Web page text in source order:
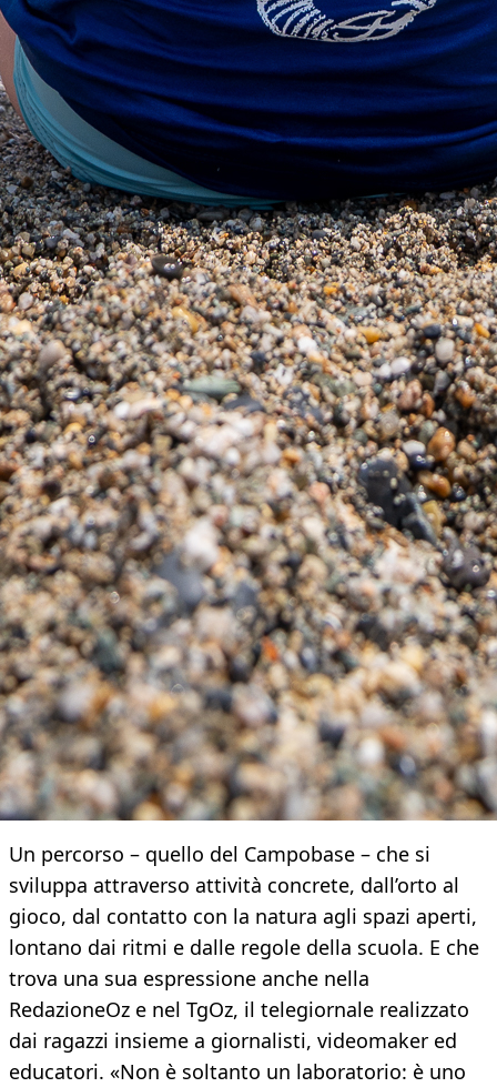
Un percorso – quello del Campobase – che si
sviluppa attraverso attività concrete, dall’orto al
gioco, dal contatto con la natura agli spazi aperti,
lontano dai ritmi e dalle regole della scuola. E che
trova una sua espressione anche nella
RedazioneOz e nel TgOz, il telegiornale realizzato
dai ragazzi insieme a giornalisti, videomaker ed
educatori. «Non è soltanto un laboratorio: è uno